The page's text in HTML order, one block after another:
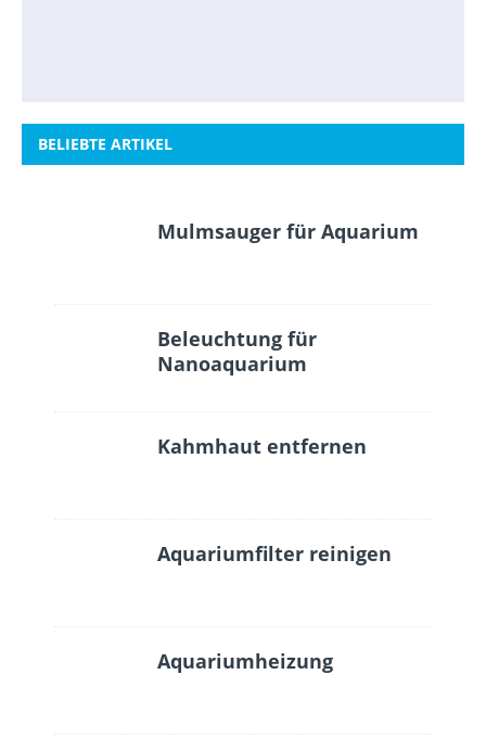
BELIEBTE ARTIKEL
Mulmsauger für Aquarium
Beleuchtung für
Nanoaquarium
Kahmhaut entfernen
Aquariumfilter reinigen
Aquariumheizung